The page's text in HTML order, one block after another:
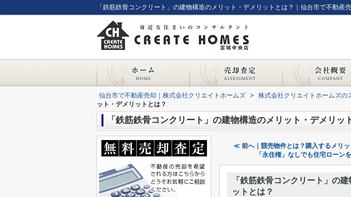
「鉄筋鉄骨コンクリート」の建物構造のメリット・デメリットとは？｜仙台市で不動産
仙台市で不動産売却｜株式会社クリエイトホームズ > 株式会社クリエイトホームズの
ット・デメリットとは？
「鉄筋鉄骨コンクリート」の建物構造のメリット・デメリッ
≪ 前へ｜競売物件とは？購入するメリッ
「永住権」なしでも住宅ロー
「鉄筋鉄骨コンクリート」の
ットとは？